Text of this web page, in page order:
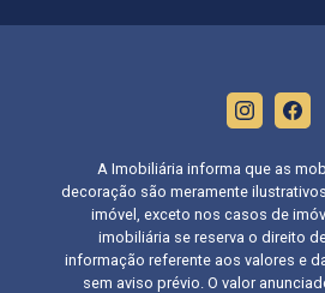
A Imobiliária informa que as
decoração são meramente
imóvel, exceto nos casos de
imobiliária se reserva o direito
informação referente aos valores e
sem aviso prévio. O valor